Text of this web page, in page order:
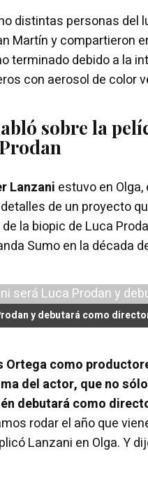
distintas personas del
Martín y compartieron
terminado debido a la
con aerosol de color
sobre la
Lanzani estuvo en
de un proyecto
la biopic de Luca
Sumo en la década
y debutará como
Ortega como
del actor, que no
debutará como
rodar el año que
Lanzani en Olga. Y